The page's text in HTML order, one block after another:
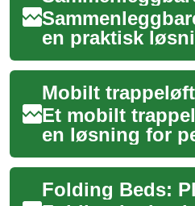
en praktisk
gulvplassen er
behovene
og natt. I ...
Et mobilt
en løsning for
opplever
eget hjem.
f...